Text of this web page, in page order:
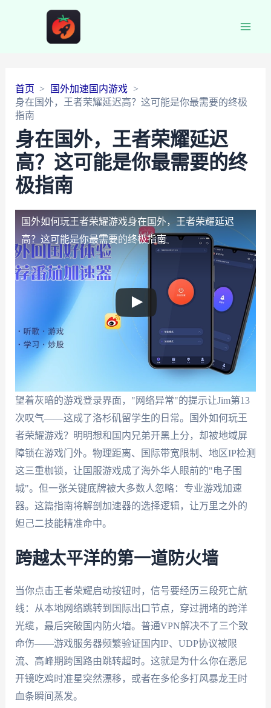
首页
国外加速国内游戏
身在国外，王者荣耀延迟高？这可能是你最需要的终极
指南
身在国外，王者荣耀延迟
高？这可能是你最需要的终
极指南
国外如何玩王者荣耀游戏身在国外，王者荣耀延迟
高？这可能是你最需要的终极指南
望着灰暗的游戏登录界面，"网络异常"的提示让Jim第13
次叹气——这成了洛杉矶留学生的日常。国外如何玩王
者荣耀游戏？明明想和国内兄弟开黑上分，却被地域屏
障锁在游戏门外。物理距离、国际带宽限制、地区IP检测
这三重枷锁，让国服游戏成了海外华人眼前的"电子围
城"。但一张关键底牌被大多数人忽略：专业游戏加速
器。这篇指南将解剖加速器的选择逻辑，让万里之外的
妲己二技能精准命中。
跨越太平洋的第一道防火墙
当你点击王者荣耀启动按钮时，信号要经历三段死亡航
线：从本地网络跳转到国际出口节点，穿过拥堵的跨洋
光缆，最后突破国内防火墙。普通VPN解决不了三个致
命伤——游戏服务器频繁验证国内IP、UDP协议被限
流、高峰期跨国路由跳转超时。这就是为什么你在悉尼
开镜吃鸡时准星突然漂移，或者在多伦多打风暴龙王时
血条瞬间蒸发。